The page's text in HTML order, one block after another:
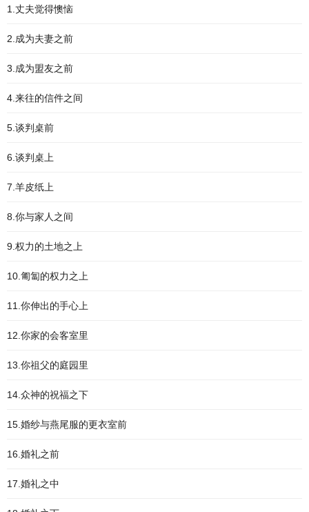
1.丈夫觉得懊恼
2.成为夫妻之前
3.成为盟友之前
4.来往的信件之间
5.谈判桌前
6.谈判桌上
7.羊皮纸上
8.你与家人之间
9.权力的土地之上
10.匍匐的权力之上
11.你伸出的手心上
12.你家的会客室里
13.你祖父的庭园里
14.众神的祝福之下
15.婚纱与燕尾服的更衣室前
16.婚礼之前
17.婚礼之中